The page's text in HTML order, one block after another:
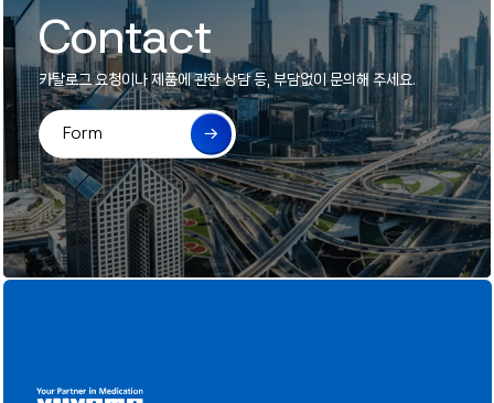
Contact
카탈로그 요청이나 제품에 관한 상담 등, 부담없이 문의해 주세요.
Form